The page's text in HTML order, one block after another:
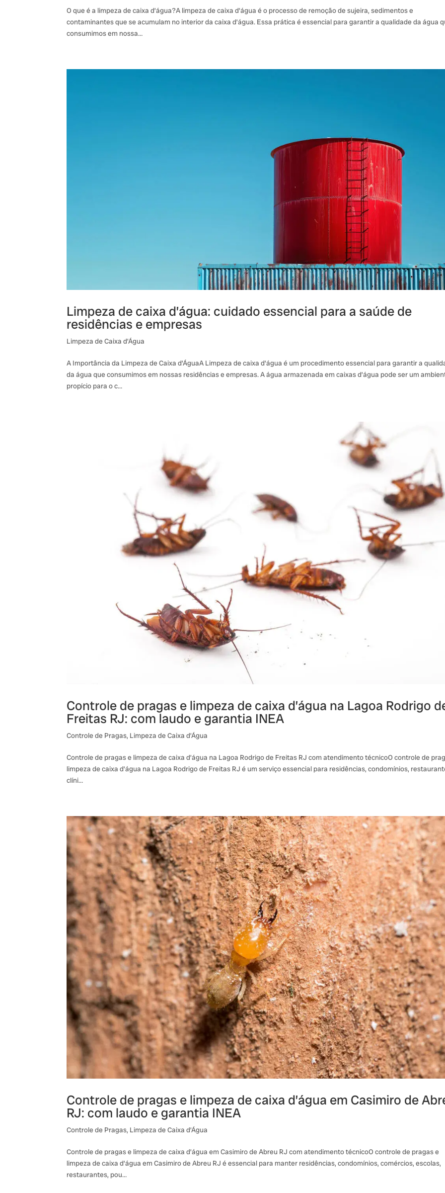
O que é a limpeza de caixa d’água?A limpeza de caixa d’água é o processo de remoção de sujeira, sedimentos e
contaminantes que se acumulam no interior da caixa d’água. Essa prática é essencial para garantir a qualidade da água
consumimos em nossa…
Limpeza de caixa d’água: cuidado essencial para a saúde de
residências e empresas
Limpeza de Caixa d’Água
A Importância da Limpeza de Caixa d’ÁguaA Limpeza de caixa d’água é um procedimento essencial para garantir a
da água que consumimos em nossas residências e empresas. A água armazenada em caixas d’água pode ser um
propício para o c…
Controle de pragas e limpeza de caixa d’água na Lagoa Rodrigo
Freitas RJ: com laudo e garantia INEA
Controle de Pragas, Limpeza de Caixa d’Água
Controle de pragas e limpeza de caixa d’água na Lagoa Rodrigo de Freitas RJ com atendimento técnicoO controle de
limpeza de caixa d’água na Lagoa Rodrigo de Freitas RJ é um serviço essencial para residências, condomínios,
clíni…
Controle de pragas e limpeza de caixa d’água em Casimiro de
RJ: com laudo e garantia INEA
Controle de Pragas, Limpeza de Caixa d’Água
Controle de pragas e limpeza de caixa d’água em Casimiro de Abreu RJ com atendimento técnicoO controle de pragas e
limpeza de caixa d’água em Casimiro de Abreu RJ é essencial para manter residências, condomínios, comércios, escolas,
restaurantes, pou…